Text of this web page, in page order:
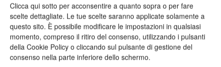
Clicca qui sotto per acconsentire a quanto sopra o per fare
scelte dettagliate. Le tue scelte saranno applicate solamente a
questo sito. È possibile modificare le impostazioni in qualsiasi
momento, compreso il ritiro del consenso, utilizzando i pulsanti
della Cookie Policy o cliccando sul pulsante di gestione del
consenso nella parte inferiore dello schermo.
n.2 - Giugno 2026 n.1 - Maggio 2026 n.6 - Dicembre 2025
Edicola Web